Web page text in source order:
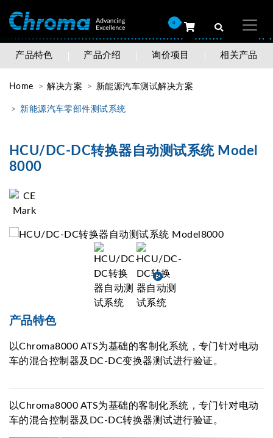
0
产品特色 产品介绍 询价项目 相关产品
Home 解决方案 新能源汽车测试解决方案
新能源汽车零部件测试系统
HCU/DC-DC转换器自动测试系统 Model
8000
产品特色
以Chroma8000 ATS为基础的客制化系统，专门针对电动
车的混合控制器及DC-DC变换器测试进行验证。
以Chroma8000 ATS为基础的客制化系统，专门针对电动
车的混合控制器及DC-DC转换器测试进行验证。